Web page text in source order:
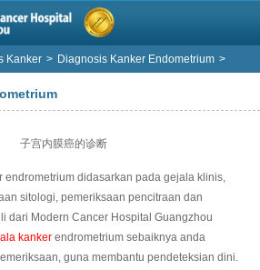
Kanker > Diagnosis Kanker Endometrium >
didasarkan pada gejala klinis,
sitologi, pemeriksaan pencitraan dan
dari Modern Cancer Hospital Guangzhou
kankerendrometrium sebaiknya anda
guna membantu pendeteksian dini.